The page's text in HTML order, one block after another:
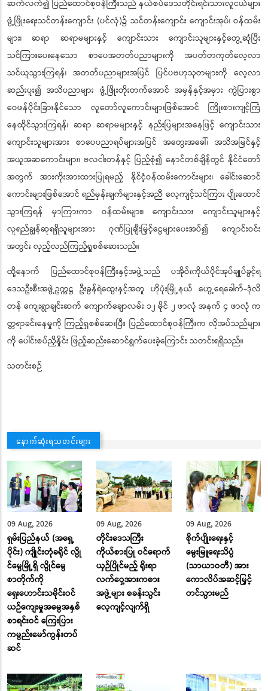
ဆက်လက်၍ ပြည်ထောင်စုဝန်ကြီးသည် နယ်စပ်ဒေသတိုင်းရင်းသားလူငယ်များ
ဖွံ့ဖြိုးရေးသင်တန်းကျောင်း (ပင်လုံ)၌ သင်တန်းကျောင်း ကျောင်းအုပ်၊ ဝန်ထမ်း
များ၊ ဆရာ ဆရာမများနှင့် ကျောင်းသား ကျောင်းသူများနှင့်တွေ့ဆုံပြီး
သင်ကြားပေးနေသော စာပေအတတ်ပညာများကို အပတ်တကုတ်လေ့လာ
သင်ယူသွားကြရန်၊ အတတ်ပညာများအပြင် ပြင်ပဗဟုသုတများကို လေ့လာ
ဆည်းပူး၍ အသိပညာများ ဖွံ့ဖြိုးတိုးတက်အောင် အမှန်နှင့်အမှား ကွဲပြားစွာ
ဝေဖန်ပိုင်းခြားနိုင်သော လူတော်လူကောင်းများဖြစ်အောင် ကြိုးစားကျင့်ကြံ
နေထိုင်သွားကြရန်၊ ဆရာ ဆရာမများနှင့် နည်းပြများအနေဖြင့် ကျောင်းသား
ကျောင်းသူများအား စာပေပညာရပ်များအပြင် အတွေးအခေါ်၊ အသိအမြင်နှင့်
အယူအဆကောင်းများ၊ ဗလငါးတန်နှင့် ပြည့်စုံ၍ နောင်တစ်ချိန်တွင် နိုင်ငံတော်
အတွက် အားကိုးအားထားပြုရမည့် နိုင်ငံ့ဝန်ထမ်းကောင်းများ၊ ခေါင်းဆောင်
ကောင်းများဖြစ်အောင် ရည်မှန်းချက်များနှင့်အညီ လေ့ကျင့်သင်ကြား ပျိုးထောင်
သွားကြရန် မှာကြားကာ ဝန်ထမ်းများ၊ ကျောင်းသား ကျောင်းသူများနှင့်
လူရည်ချွန်ဆုရရှိသူများအား ဂုဏ်ပြုချီးမြှင့်ငွေများပေးအပ်၍ ကျောင်းဝင်း
အတွင်း လှည့်လည်ကြည့်ရှုစစ်ဆေးသည်။
ထို့နောက် ပြည်ထောင်စုဝန်ကြီးနှင့်အဖွဲ့သည် ပအိုဝ်းကိုယ်ပိုင်အုပ်ချုပ်ခွင့်ရ
ဒေသဦးစီးအဖွဲ့ဥက္ကဋ္ဌ ဦးခွန်ရဲထွေးနှင့်အတူ ဟိုပုံးမြို့နယ် ဟွေ့ရေခေါက်-ဒုံလိ
တန် ကျေးရွာချင်းဆက် ကျောက်ချောလမ်း ၁၂ မိုင် ၂ ဖာလုံ အနက် ၄ ဖာလုံ က
တ္တရာခင်းနေမှုကို ကြည့်ရှုစစ်ဆေးပြီး ပြည်ထောင်စုဝန်ကြီးက လိုအပ်သည်များ
ကို ပေါင်းစပ်ညှိနှိုင်း ဖြည့်ဆည်းဆောင်ရွက်ပေးခဲ့ကြောင်း သတင်းရရှိသည်။
သတင်းစဉ်
နောက်ဆုံးရသတင်းများ
09 Aug, 2026
ရှမ်းပြည်နယ် (အရှေ့
ပိုင်း) ကျိုင်းတုံခရိုင် လွို
င်မွေမြို့ရှိ လွိုင်မွေ
စာတိုက်ကို
ရှေးဟောင်းသမိုင်းဝင်
ယဉ်ကျေးမှုအမွေအနှစ်
စာရင်းဝင် ကြေးပြား
ကမ္ပည်းမော်ကွန်းတပ်
ဆင်
09 Aug, 2026
တိုင်းဒေသကြီး
ကိုယ်စားပြု ဝင်ရောက်
ယှဉ်ပြိုင်မည့် ရိုးရာ
လက်ဝှေ့အားကစား
အဖွဲ့များ စခန်းသွင်း
လေ့ကျင့်လျက်ရှိ
09 Aug, 2026
စိုက်ပျိုးရေးနှင့်
မွေးမြူရေးသိပ္ပံ
(သာယာဝတီ) အား
ကောလိပ်အဆင့်မြှင့်
တင်သွားမည်